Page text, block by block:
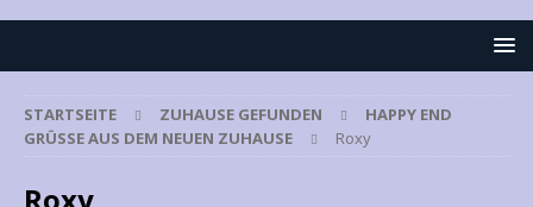
STARTSEITE ZUHAUSE GEFUNDEN
HAPPY END
GRÜSSE AUS DEM NEUEN ZUHAUSE
Roxy